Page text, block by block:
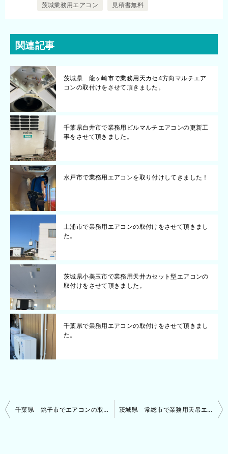
茨城業務用エアコン 見積書無料
関連記事
茨城県 龍ヶ崎市で業務用天カセ4方向マルチエア
コンの取付けをさせて頂きました。
千葉県白井市で業務用ビルマルチエアコンの更新工
事をさせて頂きました。
水戸市で業務用エアコンを取り付けしてきました！
土浦市で業務用エアコンの取付けをさせて頂きまし
た。
茨城県小美玉市で業務用天井カセット型エアコンの
取付けをさせて頂きました。
千葉県で業務用エアコンの取付けをさせて頂きまし
た。
投
稿
千葉県 銚子市でエアコンの取付けをしてきました。 茨城県 常総市で業務用天吊エアコンの取付けをさせて頂きました。